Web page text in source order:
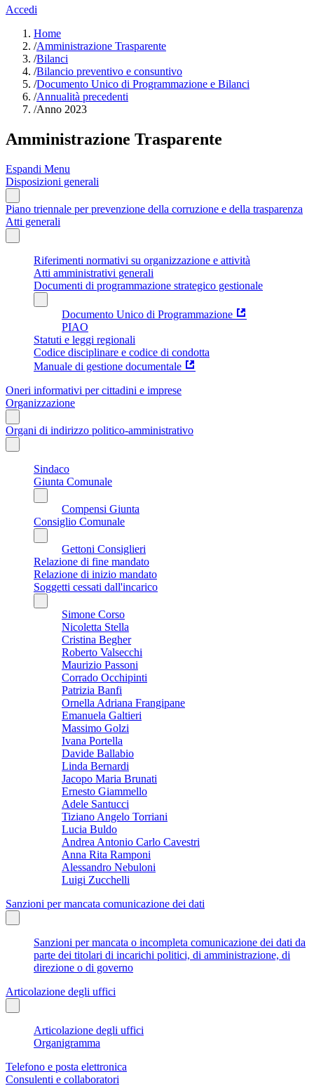
Accedi
Home
/Amministrazione Trasparente
/Bilanci
/Bilancio preventivo e consuntivo
/Documento Unico di Programmazione e Bilanci
/Annualità precedenti
/Anno 2023
Amministrazione Trasparente
Espandi Menu
Disposizioni generali
Piano triennale per prevenzione della corruzione e della trasparenza
Atti generali
Riferimenti normativi su organizzazione e attività
Atti amministrativi generali
Documenti di programmazione strategico gestionale
Documento Unico di Programmazione
PIAO
Statuti e leggi regionali
Codice disciplinare e codice di condotta
Manuale di gestione documentale
Oneri informativi per cittadini e imprese
Organizzazione
Organi di indirizzo politico-amministrativo
Sindaco
Giunta Comunale
Compensi Giunta
Consiglio Comunale
Gettoni Consiglieri
Relazione di fine mandato
Relazione di inizio mandato
Soggetti cessati dall'incarico
Simone Corso
Nicoletta Stella
Cristina Begher
Roberto Valsecchi
Maurizio Passoni
Corrado Occhipinti
Patrizia Banfi
Ornella Adriana Frangipane
Emanuela Galtieri
Massimo Golzi
Ivana Portella
Davide Ballabio
Linda Bernardi
Jacopo Maria Brunati
Ernesto Giammello
Adele Santucci
Tiziano Angelo Torriani
Lucia Buldo
Andrea Antonio Carlo Cavestri
Anna Rita Ramponi
Alessandro Nebuloni
Luigi Zucchelli
Sanzioni per mancata comunicazione dei dati
Sanzioni per mancata o incompleta comunicazione dei dati da
parte dei titolari di incarichi politici, di amministrazione, di
direzione o di governo
Articolazione degli uffici
Articolazione degli uffici
Organigramma
Telefono e posta elettronica
Consulenti e collaboratori